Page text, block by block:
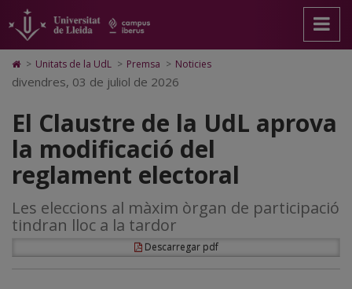
Claustre
de
la
UdL
aprova
la
modificació
del
electoral
pàgina
principal.
Universitat
Lleida
contingut
principal
Mapa
Web.
Universitat
Cerca
Accessibilitat.
Universitat
Lleida
Icono
de
Home
ir
a
la
página
de
inicio
> Unitats de la UdL > Premsa > Noticies
divendres, 03 de juliol de 2026
El Claustre de la UdL aprova
la modificació del
reglament electoral
Les eleccions al màxim òrgan de participació
tindran lloc a la tardor
Descarregar pdf